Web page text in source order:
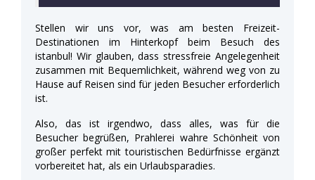
Stellen wir uns vor, was am besten Freizeit-
Destinationen im Hinterkopf beim Besuch des
istanbul! Wir glauben, dass stressfreie Angelegenheit
zusammen mit Bequemlichkeit, während weg von zu
Hause auf Reisen sind für jeden Besucher erforderlich
ist.
Also, das ist irgendwo, dass alles, was für die
Besucher begrüßen, Prahlerei wahre Schönheit von
großer perfekt mit touristischen Bedürfnisse ergänzt
vorbereitet hat, als ein Urlaubsparadies.